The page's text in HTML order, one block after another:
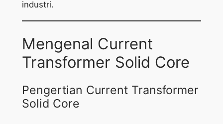
industri.
Mengenal Current
Transformer Solid Core
Pengertian Current Transformer
Solid Core